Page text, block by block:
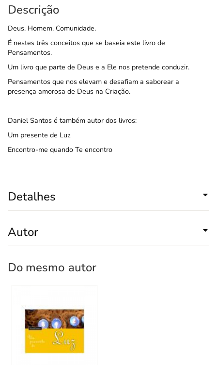
Descrição
Deus. Homem. Comunidade.
É nestes três conceitos que se baseia este livro de
Pensamentos.
Um livro que parte de Deus e a Ele nos pretende conduzir.
Pensamentos que nos elevam e desafiam a saborear a
presença amorosa de Deus na Criação.
Daniel Santos é também autor dos livros:
Um presente de Luz
Encontro-me quando Te encontro
Detalhes
Autor
Do mesmo autor